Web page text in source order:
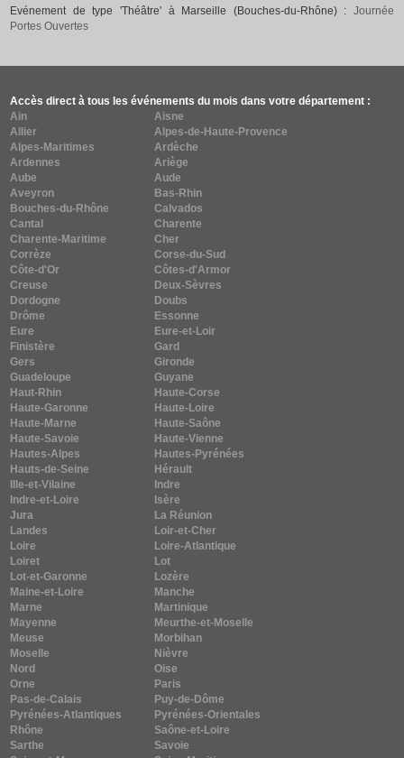
Evénement de type 'Théâtre' à Marseille (Bouches-du-Rhône) : Journée
Portes Ouvertes
Accès direct à tous les événements du mois dans votre département :
Ain
Aisne
Allier
Alpes-de-Haute-Provence
Alpes-Maritimes
Ardèche
Ardennes
Ariège
Aube
Aude
Aveyron
Bas-Rhin
Bouches-du-Rhône
Calvados
Cantal
Charente
Charente-Maritime
Cher
Corrèze
Corse-du-Sud
Côte-d'Or
Côtes-d'Armor
Creuse
Deux-Sèvres
Dordogne
Doubs
Drôme
Essonne
Eure
Eure-et-Loir
Finistère
Gard
Gers
Gironde
Guadeloupe
Guyane
Haut-Rhin
Haute-Corse
Haute-Garonne
Haute-Loire
Haute-Marne
Haute-Saône
Haute-Savoie
Haute-Vienne
Hautes-Alpes
Hautes-Pyrénées
Hauts-de-Seine
Hérault
Ille-et-Vilaine
Indre
Indre-et-Loire
Isère
Jura
La Réunion
Landes
Loir-et-Cher
Loire
Loire-Atlantique
Loiret
Lot
Lot-et-Garonne
Lozère
Maine-et-Loire
Manche
Marne
Martinique
Mayenne
Meurthe-et-Moselle
Meuse
Morbihan
Moselle
Nièvre
Nord
Oise
Orne
Paris
Pas-de-Calais
Puy-de-Dôme
Pyrénées-Atlantiques
Pyrénées-Orientales
Rhône
Saône-et-Loire
Sarthe
Savoie